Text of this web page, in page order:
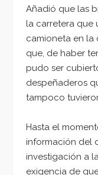
Añadió que las
la carretera que
camioneta en la
que, de haber
pudo ser
despeñaderos
tampoco
Hasta el
información del
investigación a
exigencia de